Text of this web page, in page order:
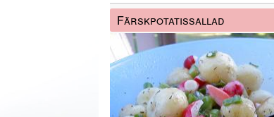
Färskpotatissallad